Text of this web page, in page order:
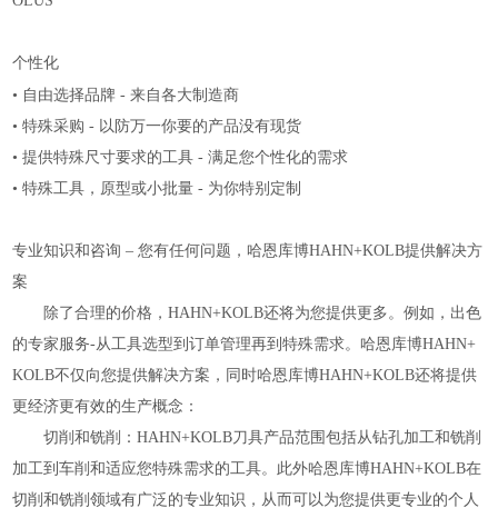
个性化
• 自由选择品牌 - 来自各大制造商
• 特殊采购 - 以防万一你要的产品没有现货
• 提供特殊尺寸要求的工具 - 满足您个性化的需求
• 特殊工具，原型或小批量 - 为你特别定制
专业知识和咨询 – 您有任何问题，哈恩库博HAHN+KOLB提供解决方
案
除了合理的价格，HAHN+KOLB还将为您提供更多。例如，出色
的专家服务-从工具选型到订单管理再到特殊需求。哈恩库博HAHN+
KOLB不仅向您提供解决方案，同时哈恩库博HAHN+KOLB还将提供
更经济更有效的生产概念：
切削和铣削：HAHN+KOLB刀具产品范围包括从钻孔加工和铣削
加工到车削和适应您特殊需求的工具。此外哈恩库博HAHN+KOLB在
切削和铣削领域有广泛的专业知识，从而可以为您提供更专业的个人